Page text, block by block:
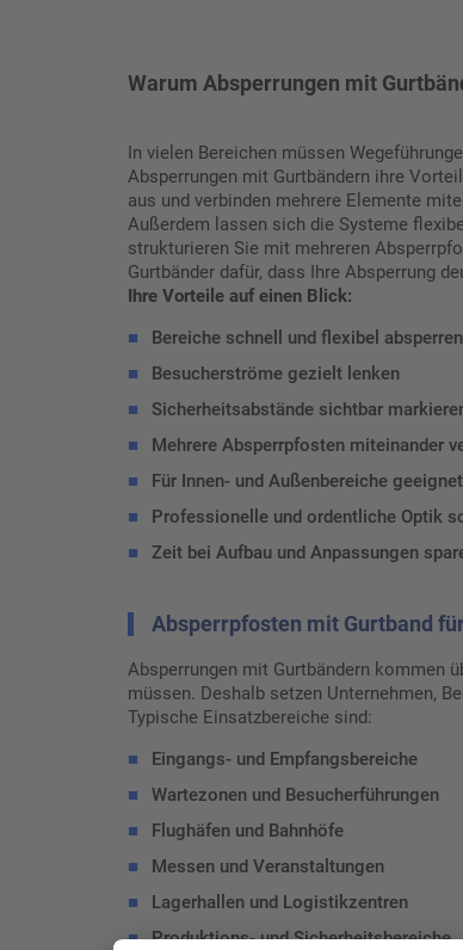
Warum Absperrungen mit
In vielen Bereichen müssen
Absperrungen mit Gurtbändern ihre
aus und verbinden mehrere Elemente
Außerdem lassen sich die Systeme
strukturieren Sie mit mehreren
Gurtbänder dafür, dass Ihre Absperrung
Ihre Vorteile auf einen Blick:
■
Bereiche schnell und flexibel absperren
■
Besucherströme gezielt lenken
■
Sicherheitsabstände sichtbar
■
Mehrere Absperrpfosten miteinander
■
Für Innen- und Außenbereiche geeignet
■
Professionelle und ordentliche Optik
■
Zeit bei Aufbau und Anpassungen
Absperrpfosten mit Gurtband
Absperrungen mit Gurtbändern kommen
müssen. Deshalb setzen Unternehmen,
Typische Einsatzbereiche sind:
■
Eingangs- und Empfangsbereiche
■
Wartezonen und Besucherführungen
■
Flughäfen und Bahnhöfe
■
Messen und Veranstaltungen
■
Lagerhallen und Logistikzentren
■
Produktions- und Sicherheitsbereiche